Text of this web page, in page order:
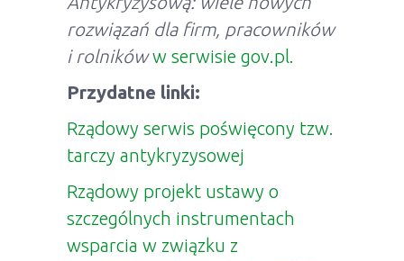
rozwiązań dla firm, pracowników
i rolników w serwisie gov.pl.
Przydatne linki:
Rządowy serwis poświęcony tzw.
tarczy antykryzysowej
Rządowy projekt ustawy o
szczególnych instrumentach
wsparcia w związku z